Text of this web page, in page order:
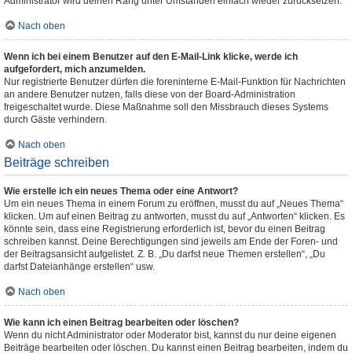
Nach oben
Wenn ich bei einem Benutzer auf den E-Mail-Link klicke, werde ich
aufgefordert, mich anzumelden.
Nur registrierte Benutzer dürfen die foreninterne E-Mail-Funktion für Nachrichten
an andere Benutzer nutzen, falls diese von der Board-Administration
freigeschaltet wurde. Diese Maßnahme soll den Missbrauch dieses Systems
durch Gäste verhindern.
Nach oben
Beiträge schreiben
Wie erstelle ich ein neues Thema oder eine Antwort?
Um ein neues Thema in einem Forum zu eröffnen, musst du auf „Neues Thema“
klicken. Um auf einen Beitrag zu antworten, musst du auf „Antworten“ klicken. Es
könnte sein, dass eine Registrierung erforderlich ist, bevor du einen Beitrag
schreiben kannst. Deine Berechtigungen sind jeweils am Ende der Foren- und
der Beitragsansicht aufgelistet. Z. B. „Du darfst neue Themen erstellen“, „Du
darfst Dateianhänge erstellen“ usw.
Nach oben
Wie kann ich einen Beitrag bearbeiten oder löschen?
Wenn du nicht Administrator oder Moderator bist, kannst du nur deine eigenen
Beiträge bearbeiten oder löschen. Du kannst einen Beitrag bearbeiten, indem du